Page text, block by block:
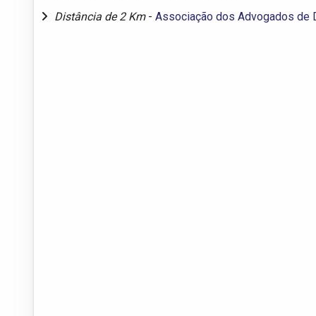
Distância de 2 Km - Associação dos Advogados de